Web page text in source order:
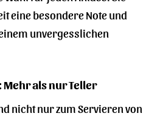
eine besondere Note und
unvergesslichen
als nur Teller
nicht nur zum Servieren von